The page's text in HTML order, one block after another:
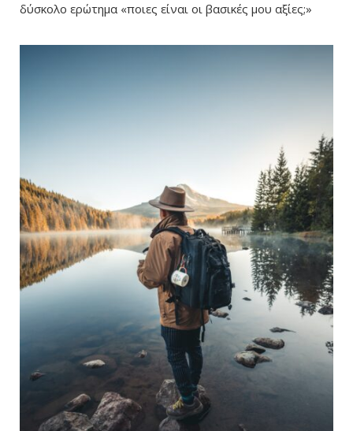
δύσκολο ερώτημα «ποιες είναι οι βασικές μου αξίες;»